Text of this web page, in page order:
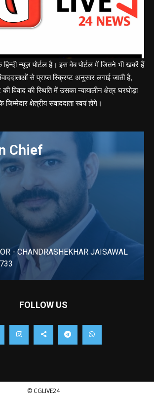
न्यूज़ पोर्टल है। इस वेब पोर्टल में जितने भी खबरें हैं
से प्राप्त स्क्रिप्ट अनुसार लगाई जाती है,
विवाद की स्थिति में उसका न्यायालीन क्षेत्र घरघोड़ा
क्षेत्रीय संवाददाता स्वयं होंगे।
Chief
- CHANDRASHEKHAR JAISAWAL
FOLLOW US
© CGLIVE24